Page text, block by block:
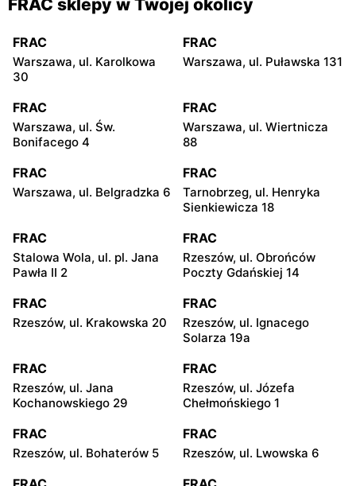
FRAC sklepy w Twojej okolicy
FRAC
Warszawa, ul. Karolkowa
30
FRAC
Warszawa, ul. Puławska 131
FRAC
Warszawa, ul. Św.
Bonifacego 4
FRAC
Warszawa, ul. Wiertnicza
88
FRAC
Warszawa, ul. Belgradzka 6
FRAC
Tarnobrzeg, ul. Henryka
Sienkiewicza 18
FRAC
Stalowa Wola, ul. pl. Jana
Pawła II 2
FRAC
Rzeszów, ul. Obrońców
Poczty Gdańskiej 14
FRAC
Rzeszów, ul. Krakowska 20
FRAC
Rzeszów, ul. Ignacego
Solarza 19a
FRAC
Rzeszów, ul. Jana
Kochanowskiego 29
FRAC
Rzeszów, ul. Józefa
Chełmońskiego 1
FRAC
Rzeszów, ul. Bohaterów 5
FRAC
Rzeszów, ul. Lwowska 6